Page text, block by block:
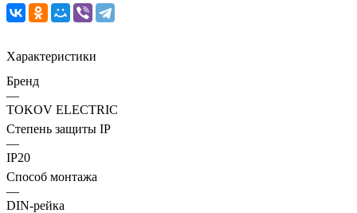
Характеристики
Бренд
—
TOKOV ELECTRIC
Степень защиты IP
—
IP20
Способ монтажа
—
DIN-рейка